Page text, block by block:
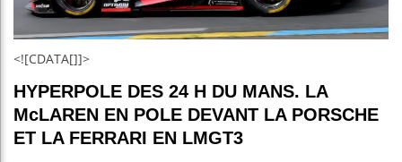
<![CDATA[]]>
HYPERPOLE DES 24 H DU MANS. LA
McLAREN EN POLE DEVANT LA PORSCHE
ET LA FERRARI EN LMGT3